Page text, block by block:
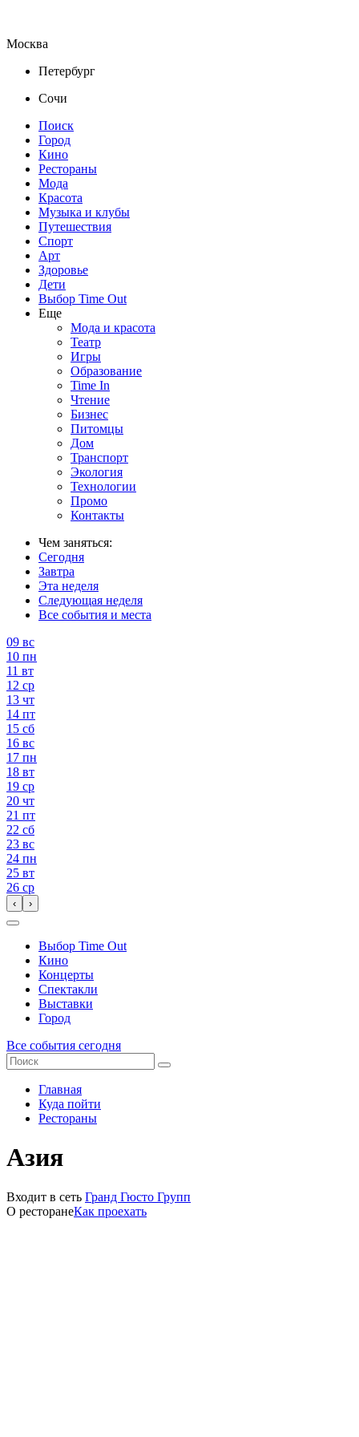
Москва
Петербург
Сочи
Поиск
Город
Кино
Рестораны
Мода
Красота
Музыка и клубы
Путешествия
Спорт
Арт
Здоровье
Дети
Выбор Time Out
Еще
Мода и красота
Театр
Игры
Образование
Time In
Чтение
Бизнес
Питомцы
Дом
Транспорт
Экология
Технологии
Промо
Контакты
Чем заняться:
Сегодня
Завтра
Эта неделя
Следующая неделя
Все события и места
09 вс
10 пн
11 вт
12 ср
13 чт
14 пт
15 сб
16 вс
17 пн
18 вт
19 ср
20 чт
21 пт
22 сб
23 вс
24 пн
25 вт
26 ср
‹ ›
Выбор Time Out
Кино
Концерты
Спектакли
Выставки
Город
Все события сегодня
Главная
Куда пойти
Рестораны
Азия
Входит в сеть Гранд Гюсто Групп
О ресторанеКак проехать